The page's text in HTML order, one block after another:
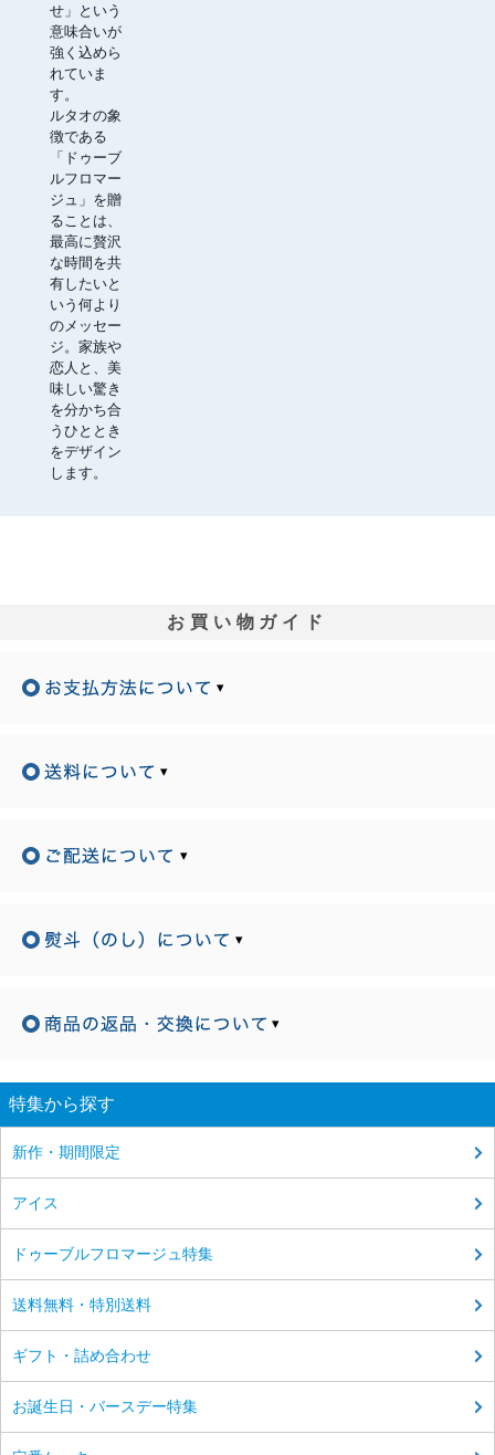
せ」という
意味合いが
強く込めら
れていま
す。
ルタオの象
徴である
「ドゥーブ
ルフロマー
ジュ」を贈
ることは、
最高に贅沢
な時間を共
有したいと
いう何より
のメッセー
ジ。家族や
恋人と、美
味しい驚き
を分かち合
うひととき
をデザイン
します。
お買い物ガイド
▾
▾
▾
▾
▾
特集から探す
新作・期間限定
アイス
ドゥーブルフロマージュ特集
送料無料・特別送料
ギフト・詰め合わせ
お誕生日・バースデー特集